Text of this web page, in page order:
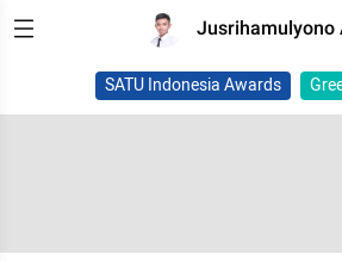
Jusrihamulyono
SATU Indonesia Awards